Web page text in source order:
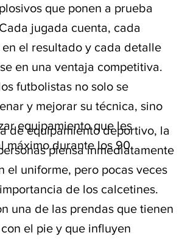
que ponen a prueba
jugada cuenta, cada
el resultado y cada detalle
en una ventaja competitiva.
futbolistas no solo se
y mejorar su técnica, sino
equipamiento que les
máximo durante los 90
de equipamiento deportivo, la
piensa inmediatamente
el uniforme, pero pocas veces
de los calcetines.
una de las prendas que tienen
el pie y que influyen